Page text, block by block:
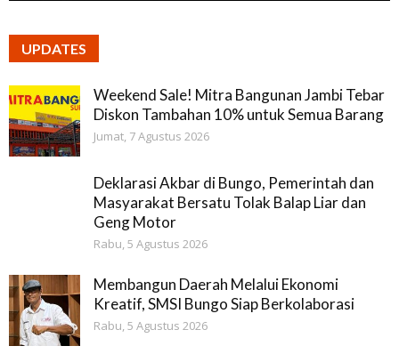
UPDATES
Weekend Sale! Mitra Bangunan Jambi Tebar
Diskon Tambahan 10% untuk Semua Barang
Jumat, 7 Agustus 2026
Deklarasi Akbar di Bungo, Pemerintah dan
Masyarakat Bersatu Tolak Balap Liar dan
Geng Motor
Rabu, 5 Agustus 2026
Membangun Daerah Melalui Ekonomi
Kreatif, SMSI Bungo Siap Berkolaborasi
Rabu, 5 Agustus 2026